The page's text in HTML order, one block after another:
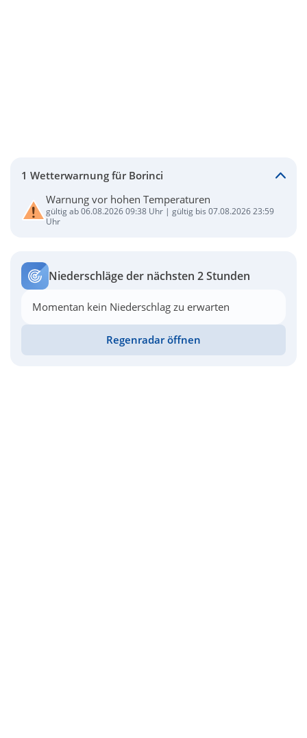
1 Wetterwarnung für Borinci
Warnung vor hohen Temperaturen
gültig ab 06.08.2026 09:38 Uhr | gültig bis 07.08.2026 23:59
Uhr
Niederschläge der nächsten 2 Stunden
Momentan kein Niederschlag zu erwarten
Regenradar öffnen